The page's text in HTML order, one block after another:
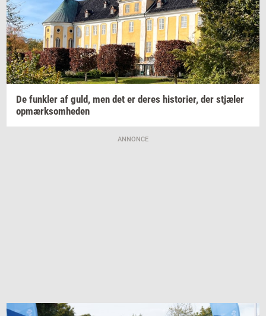
De funk­ler af guld, men det er deres hi­sto­ri­er, der stjæ­ler
op­mærk­som­he­den
ANNONCE